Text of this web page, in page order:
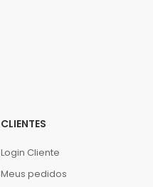
CLIENTES
Login Cliente
Meus pedidos